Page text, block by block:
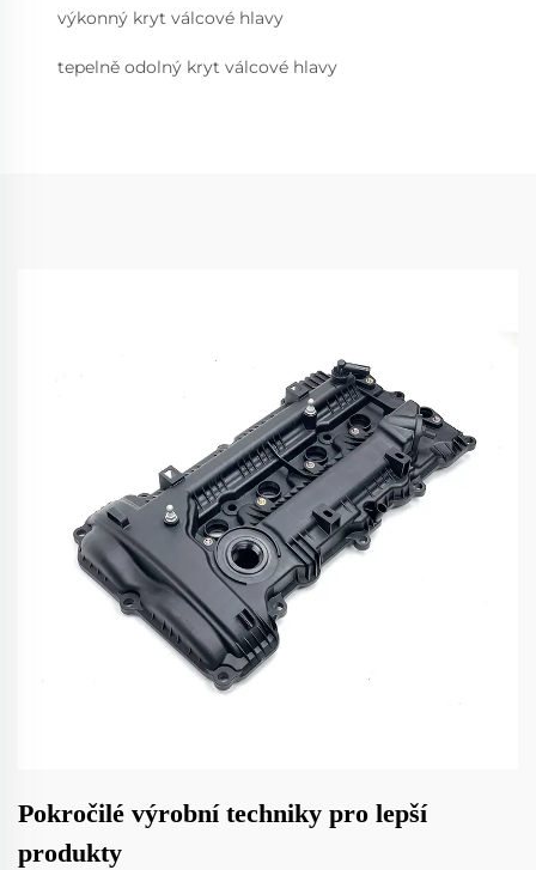
výkonný kryt válcové hlavy
tepelně odolný kryt válcové hlavy
Pokročilé výrobní techniky pro lepší
produkty